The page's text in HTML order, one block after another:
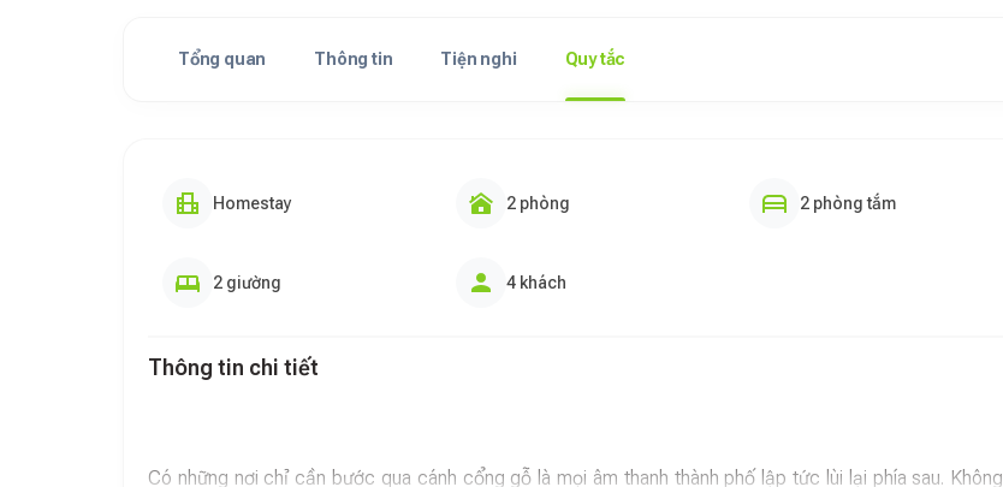
Tổng quan Thông tin Tiện nghi Quy tắc
Homestay 2 phòng 2 phòng tắm
2 giường 4 khách
Thông tin chi tiết
Có những nơi chỉ cần bước qua cánh cổng gỗ là mọi âm thanh thành phố lập tức lùi lại phía sau. Không